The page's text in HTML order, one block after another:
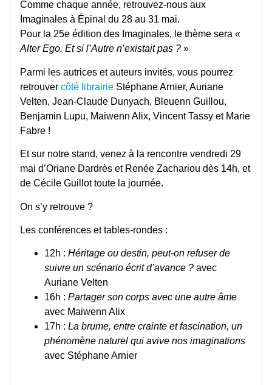
Comme chaque année, retrouvez-nous aux
Imaginales à Épinal du 28 au 31 mai.
Pour la 25e édition des Imaginales, le thème sera «
Alter Ego. Et si l’Autre n’existait pas ? »
Parmi les autrices et auteurs invités, vous pourrez
retrouver côté librairie Stéphane Arnier, Auriane
Velten, Jean-Claude Dunyach, Bleuenn Guillou,
Benjamin Lupu, Maiwenn Alix, Vincent Tassy et Marie
Fabre !
Et sur notre stand, venez à la rencontre vendredi 29
mai d’Oriane Dardrès et Renée Zachariou dès 14h, et
de Cécile Guillot toute la journée.
On s’y retrouve ?
Les conférences et tables-rondes :
12h : Héritage ou destin, peut-on refuser de
suivre un scénario écrit d’avance ? avec
Auriane Velten
16h : Partager son corps avec une autre âme
avec Maiwenn Alix
17h : La brume, entre crainte et fascination, un
phénomène naturel qui avive nos imaginations
avec Stéphane Arnier